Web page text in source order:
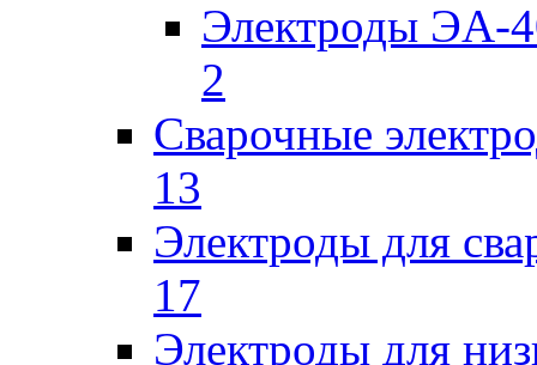
Электроды ЭА-
2
Сварочные
13
Электроды для
17
Электроды для